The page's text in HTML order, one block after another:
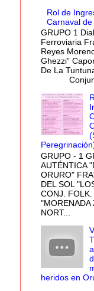
Rol de
Carnaval
GRUPO 1
Ferroviaria
Reyes
Ghezzi”
De La
GRUPO - 1
AUTÉNTICA
ORURO"
DEL SOL
CONJ. FOLK.
"MORENADA
NORT...
heridos en